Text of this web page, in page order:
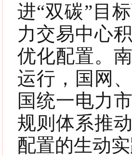
进“双碳”目
力交易中心
优化配置。
运行，国网
国统一电力
规则体系推
配置的生动实